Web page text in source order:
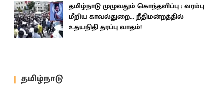
தமிழ்நாடு முழுவதும் கொந்தளிப்பு : வரம்பு
மீறிய காவல்துறை... நீதிமன்றத்தில்
உதயநிதி தரப்பு வாதம்!
தமிழ்நாடு